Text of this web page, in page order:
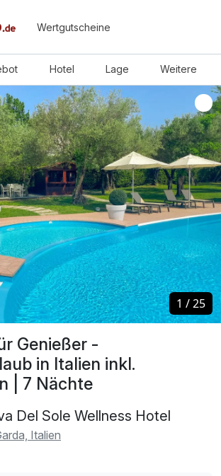
Wertgutscheine
Hotel Lage Weitere
Genießer -
in Italien inkl.
| 7 Nächte
Del Sole Wellness Hotel
Italien
1 /25
1 /25